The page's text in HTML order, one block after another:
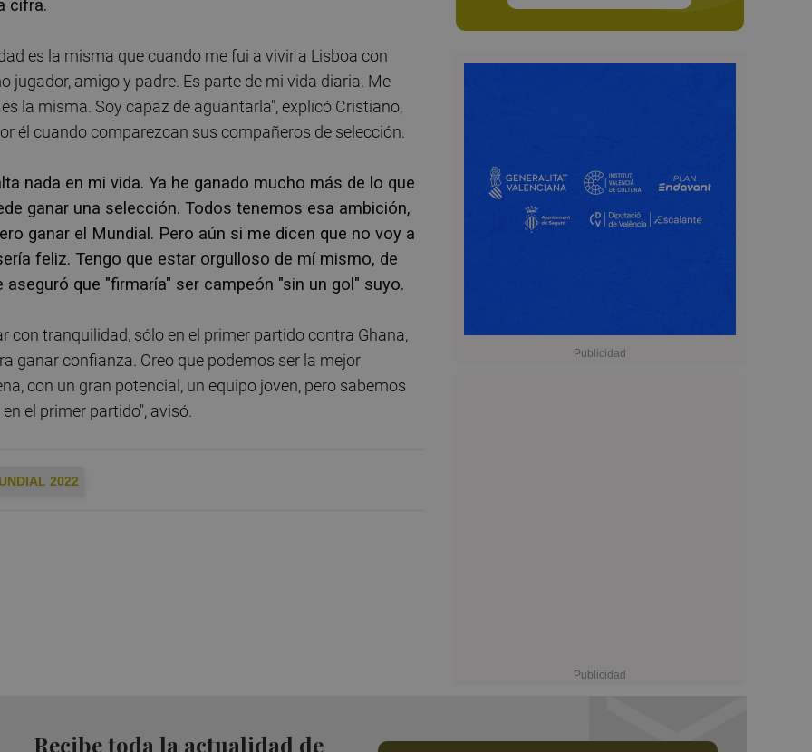
cifra.
es la misma que cuando me fui a vivir a Lisboa con
jugador, amigo y padre. Es parte de mi vida diaria. Me
la misma. Soy capaz de aguantarla", explicó Cristiano,
él cuando comparezcan sus compañeros de selección.
nada en mi vida. Ya he ganado mucho más de lo que
ganar una selección. Todos tenemos esa ambición,
ganar el Mundial. Pero aún si me dicen que no voy a
feliz. Tengo que estar orgulloso de mí mismo, de
que "firmaría" ser campeón "sin un gol" suyo.
con tranquilidad, sólo en el primer partido contra Ghana,
ganar confianza. Creo que podemos ser la mejor
con un gran potencial, un equipo joven, pero sabemos
el primer partido", avisó.
2022
Recibe toda la actualidad de